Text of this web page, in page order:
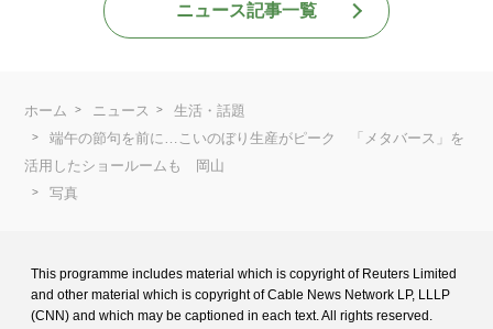
ニュース記事一覧
ホーム ニュース
生活・話題
端午の節句を前に…こいのぼり生産がピーク 「メタバース」を
活用したショールームも 岡山
写真
This programme includes material which is copyright of Reuters Limited
and other material which is copyright of Cable News Network LP, LLLP
(CNN) and which may be captioned in each text. All rights reserved.